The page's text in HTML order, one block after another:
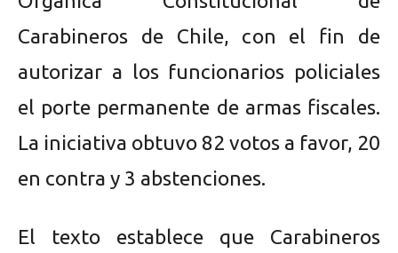
Carabineros de Chile, con el fin de
autorizar a los funcionarios policiales
el porte permanente de armas fiscales.
La iniciativa obtuvo 82 votos a favor, 20
en contra y 3 abstenciones.
El texto establece que Carabineros